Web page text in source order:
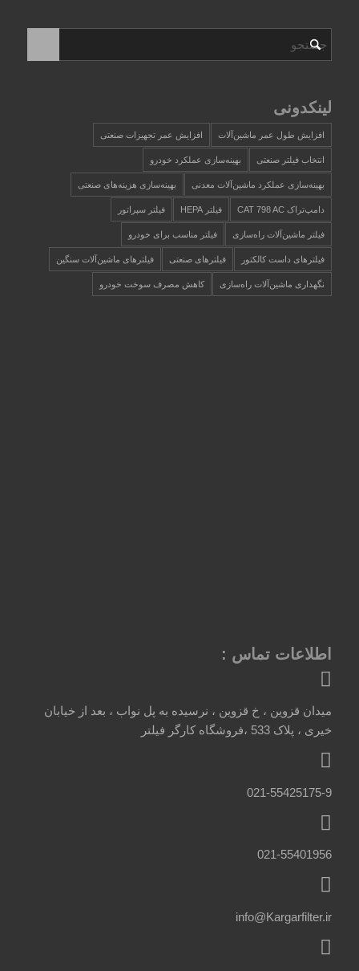
لینکدونی
افزایش طول عمر ماشین‌آلات افزایش عمر تجهیزات صنعتی
انتخاب فیلتر صنعتی بهینه‌سازی عملکرد خودرو
بهینه‌سازی عملکرد ماشین‌آلات معدنی بهینه‌سازی هزینه‌های صنعتی
دامپ‌تراک CAT 798 AC فیلتر HEPA فیلتر سپراتور
فیلتر ماشین‌آلات راه‌سازی فیلتر مناسب برای خودرو
فیلترهای داست کالکتور فیلترهای صنعتی فیلترهای ماشین‌آلات سنگین
نگهداری ماشین‌آلات راه‌سازی کاهش مصرف سوخت خودرو
اطلاعات تماس :
میدان قزوین ، خ قزوین ، نرسیده به پل نواب ، بعد از خیابان
خیری ، پلاک 533 ،فروشگاه کارگر فیلتر
021-55425175-9
021-55401956
info@Kargarfilter.ir